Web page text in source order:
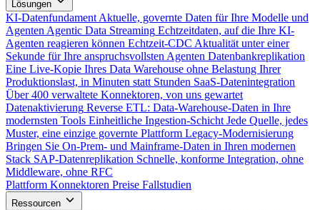
Lösungen
KI-Datenfundament Aktuelle, governte Daten für Ihre Modelle und
Agenten Agentic Data Streaming Echtzeitdaten, auf die Ihre KI-
Agenten reagieren können Echtzeit-CDC Aktualität unter einer
Sekunde für Ihre anspruchsvollsten Agenten Datenbankreplikation
Eine Live-Kopie Ihres Data Warehouse ohne Belastung Ihrer
Produktionslast, in Minuten statt Stunden SaaS-Datenintegration
Über 400 verwaltete Konnektoren, von uns gewartet
Datenaktivierung Reverse ETL: Data-Warehouse-Daten in Ihre
modernsten Tools Einheitliche Ingestion-Schicht Jede Quelle, jedes
Muster, eine einzige governte Plattform Legacy-Modernisierung
Bringen Sie On-Prem- und Mainframe-Daten in Ihren modernen
Stack SAP-Datenreplikation Schnelle, konforme Integration, ohne
Middleware, ohne RFC
Plattform Konnektoren Preise Fallstudien
Ressourcen